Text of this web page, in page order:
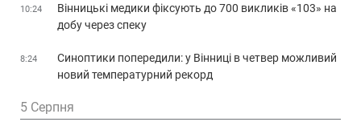
10:24
Вінницькі медики фіксують до 700 викликів «103» на
добу через спеку
8:24
Синоптики попередили: у Вінниці в четвер можливий
новий температурний рекорд
5 Серпня